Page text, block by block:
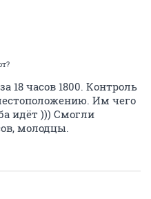
18 часов 1800. Контроль
Им чего
идёт ))) Смогли
молодцы.